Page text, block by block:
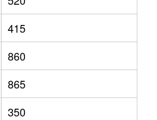
415
860
865
350